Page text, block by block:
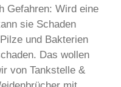
Gefahren: Wird eine
sie Schaden
und Bakterien
Das wollen
von Tankstelle &